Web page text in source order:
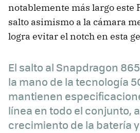
notablemente más largo este
salto asimismo a la cámara
logra evitar el notch en esta
El salto al Snapdragon
la mano de la tecnología
mantienen
línea en todo el conjunto,
crecimiento de la batería